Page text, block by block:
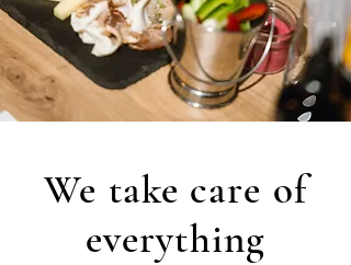
We take care of
everything